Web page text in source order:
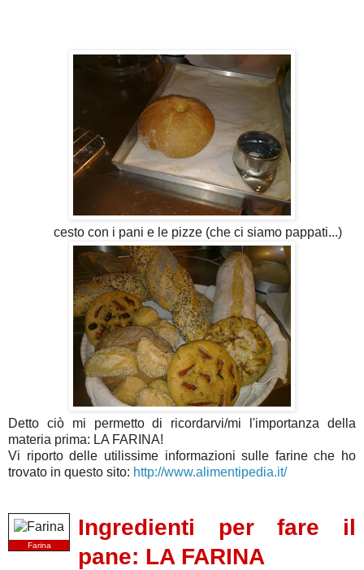
cesto con i pani e le pizze (che ci siamo pappati...)
Detto ciò mi permetto di ricordarvi/mi l'importanza della
materia prima: LA FARINA!
Vi riporto delle utilissime informazioni sulle farine che ho
trovato in questo sito: http://www.alimentipedia.it/
Farina
Ingredienti per fare il
pane: LA FARINA